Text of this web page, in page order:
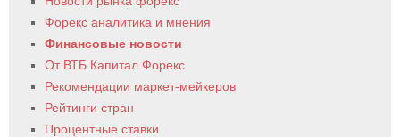
Форекс аналитика и мнения
Финансовые новости
От ВТБ Капитал Форекс
Рекомендации маркет-мейкеров
Рейтинги стран
Процентные ставки